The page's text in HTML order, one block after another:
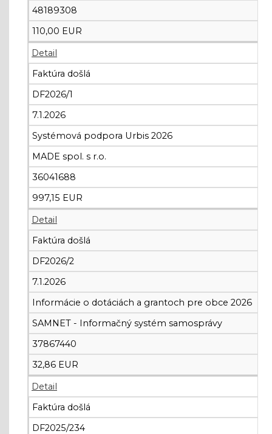
48189308
110,00 EUR
Detail
Faktúra došlá
DF2026/1
7.1.2026
Systémová podpora Urbis 2026
MADE spol. s r.o.
36041688
997,15 EUR
Detail
Faktúra došlá
DF2026/2
7.1.2026
Informácie o dotáciách a grantoch pre obce 2026
SAMNET - Informačný systém samosprávy
37867440
32,86 EUR
Detail
Faktúra došlá
DF2025/234